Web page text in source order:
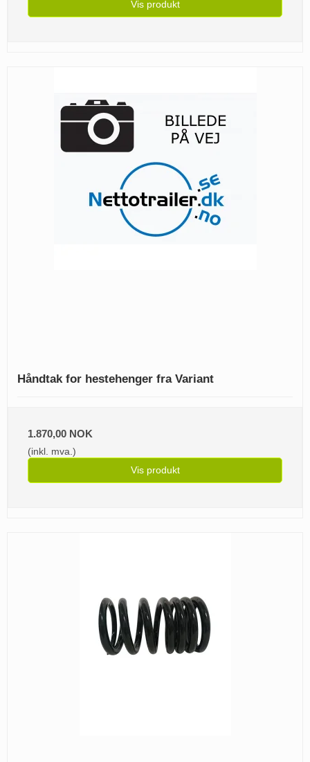
Vis produkt
Håndtak for hestehenger fra Variant
1.870,00 NOK
(inkl. mva.)
Vis produkt